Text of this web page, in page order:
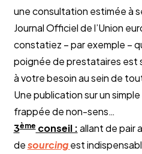
une consultation estimée à
Journal Officiel de l’Union
constatiez – par exemple –
poignée de prestataires est
à votre besoin au sein de
Une publication sur un
frappée de non-sens…
3èmeconseil :allant de pair
desourcingest